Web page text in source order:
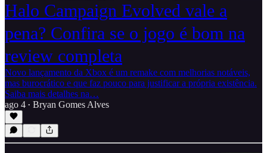
Halo Campaign Evolved vale a
pena? Confira se o jogo é bom na
review completa
Novo lançamento da Xbox é um remake com melhorias notáveis,
mas burocrático e que faz pouco para justificar a própria existência.
Saiba mais detalhes na…
ago 4 • Bryan Gomes Alves